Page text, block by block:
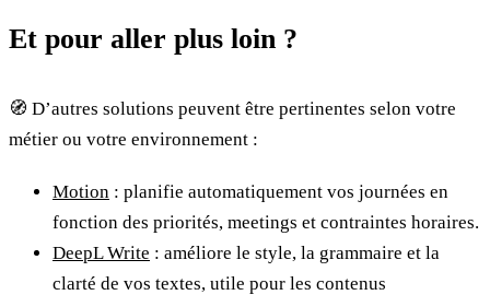
Et pour aller plus loin ?
🧭 D’autres solutions peuvent être pertinentes selon votre
métier ou votre environnement :
Motion : planifie automatiquement vos journées en
fonction des priorités, meetings et contraintes horaires.
DeepL Write : améliore le style, la grammaire et la
clarté de vos textes, utile pour les contenus